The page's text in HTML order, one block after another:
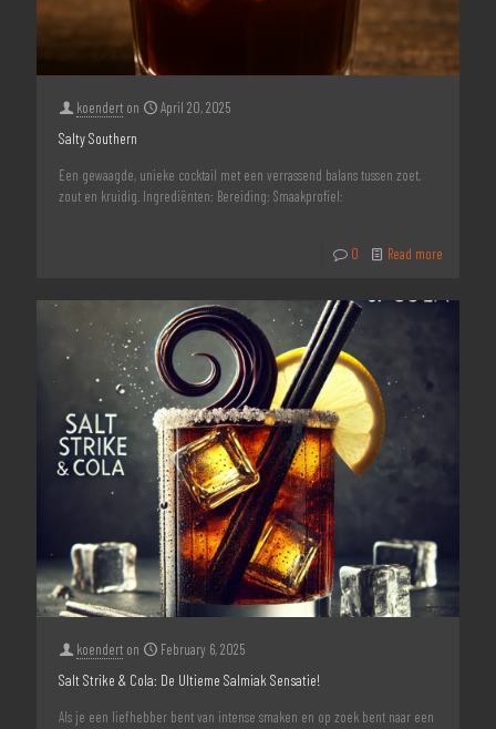
koendert on April 20, 2025
Salty Southern
Een gewaagde, unieke cocktail met een verrassend balans tussen zoet,
zout en kruidig. Ingrediënten: Bereiding: Smaakprofiel:
0 Read more
koendert on February 6, 2025
Salt Strike & Cola: De Ultieme Salmiak Sensatie!
Als je een liefhebber bent van intense smaken en op zoek bent naar een